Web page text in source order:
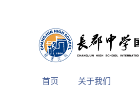
首页 关于我们